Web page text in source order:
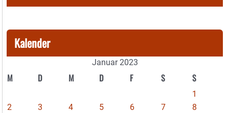
Kalender
Januar 2023
M D M D F S S
1
2
3 4 5 6 7
8